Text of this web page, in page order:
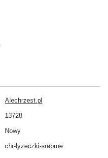
Alechrzest.pl
13728
Nowy
chr-lyzeczki-srebrne